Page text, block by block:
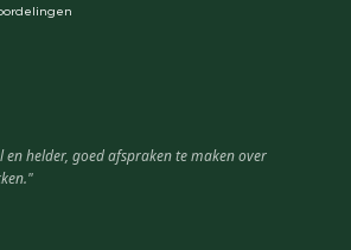
en helder, goed afspraken te maken over